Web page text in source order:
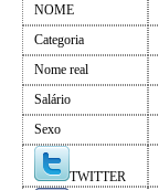
NOME
Categoria
Nome real
Salário
Sexo
TWITTER